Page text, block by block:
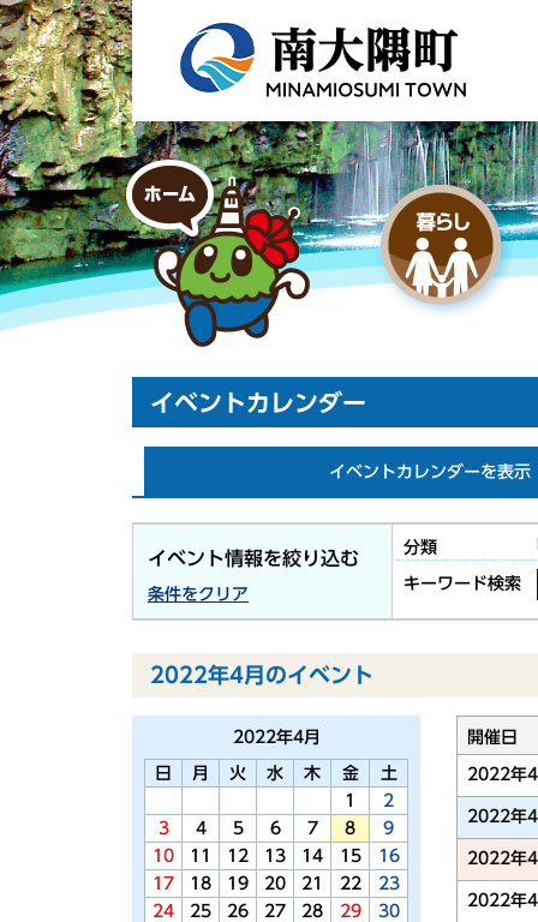
イベントカレンダー
イベントカレンダーを表示
イベント情報を絞り込む
条件をクリア
分類
キーワード検索
2022年4月のイベント
2022年4月
日 月 火 水 木 金
土
1
2
3
4 5 6 7 8
9
10
11 12 13 14 15
16
17
18 19 20 21 22
23
24
25 26 27 28 29 30
開催日
2022年
2022年
2022年
2022年